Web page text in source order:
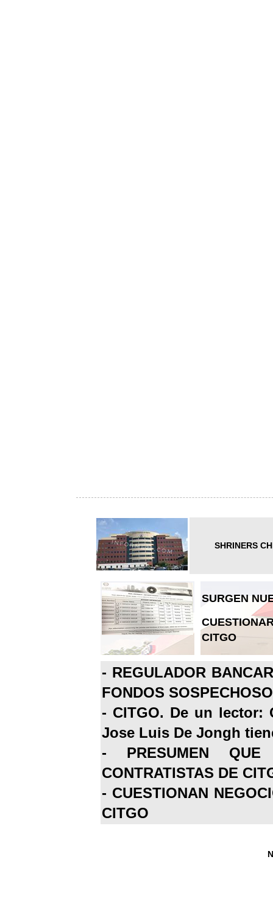
SHRINERS
SURGEN
CITGO
- REGULADOR
FONDOS
- CITGO. De un lector:
Jose Luis De Jongh
- PRESUMEN
CONTRATISTAS DE
- CUESTIONAN
CITGO